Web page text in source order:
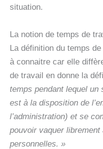
situation.
La notion de temps de
La définition du temps
à connaitre car elle
de travail en donne la
temps pendant lequel un
est à la disposition de
l’administration) et se
pouvoir vaquer
personnelles. »